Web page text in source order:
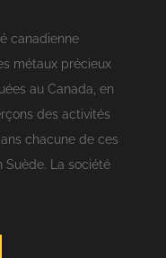
canadienne
métaux précieux
au Canada, en
des activités
chacune de ces
Suède. La société